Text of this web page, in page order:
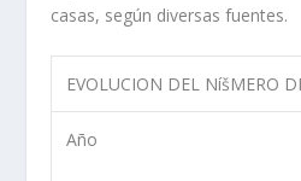
casas, según diversas fuentes.
EVOLUCION DEL NíšMERO